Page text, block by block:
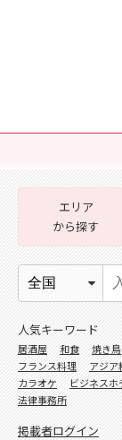
エリア
から探す
人気キーワード
居酒屋 和食 焼き鳥
フランス料理
アジア
カラオケ
ビジネスホ
法律事務所
掲載者ログイン